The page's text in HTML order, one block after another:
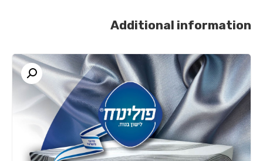
Additional information